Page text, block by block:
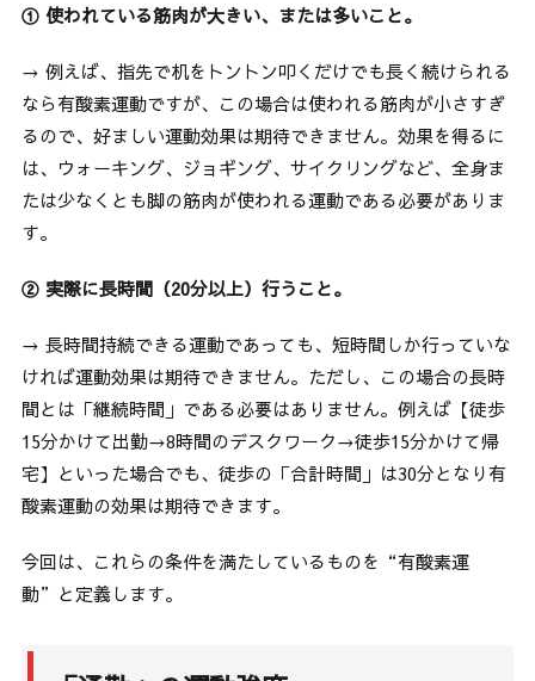
① 使われている筋肉が大きい、または多いこと。
→ 例えば、指先で机をトントン叩くだけでも長く続けられる
なら有酸素運動ですが、この場合は使われる筋肉が小さすぎ
るので、好ましい運動効果は期待できません。効果を得るに
は、ウォーキング、ジョギング、サイクリングなど、全身ま
たは少なくとも脚の筋肉が使われる運動である必要がありま
す。
② 実際に長時間（20分以上）行うこと。
→ 長時間持続できる運動であっても、短時間しか行っていな
ければ運動効果は期待できません。ただし、この場合の長時
間とは「継続時間」である必要はありません。例えば【徒歩
15分かけて出勤→8時間のデスクワーク→徒歩15分かけて帰
宅】といった場合でも、徒歩の「合計時間」は30分となり有
酸素運動の効果は期待できます。
今回は、これらの条件を満たしているものを“有酸素運
動”と定義します。